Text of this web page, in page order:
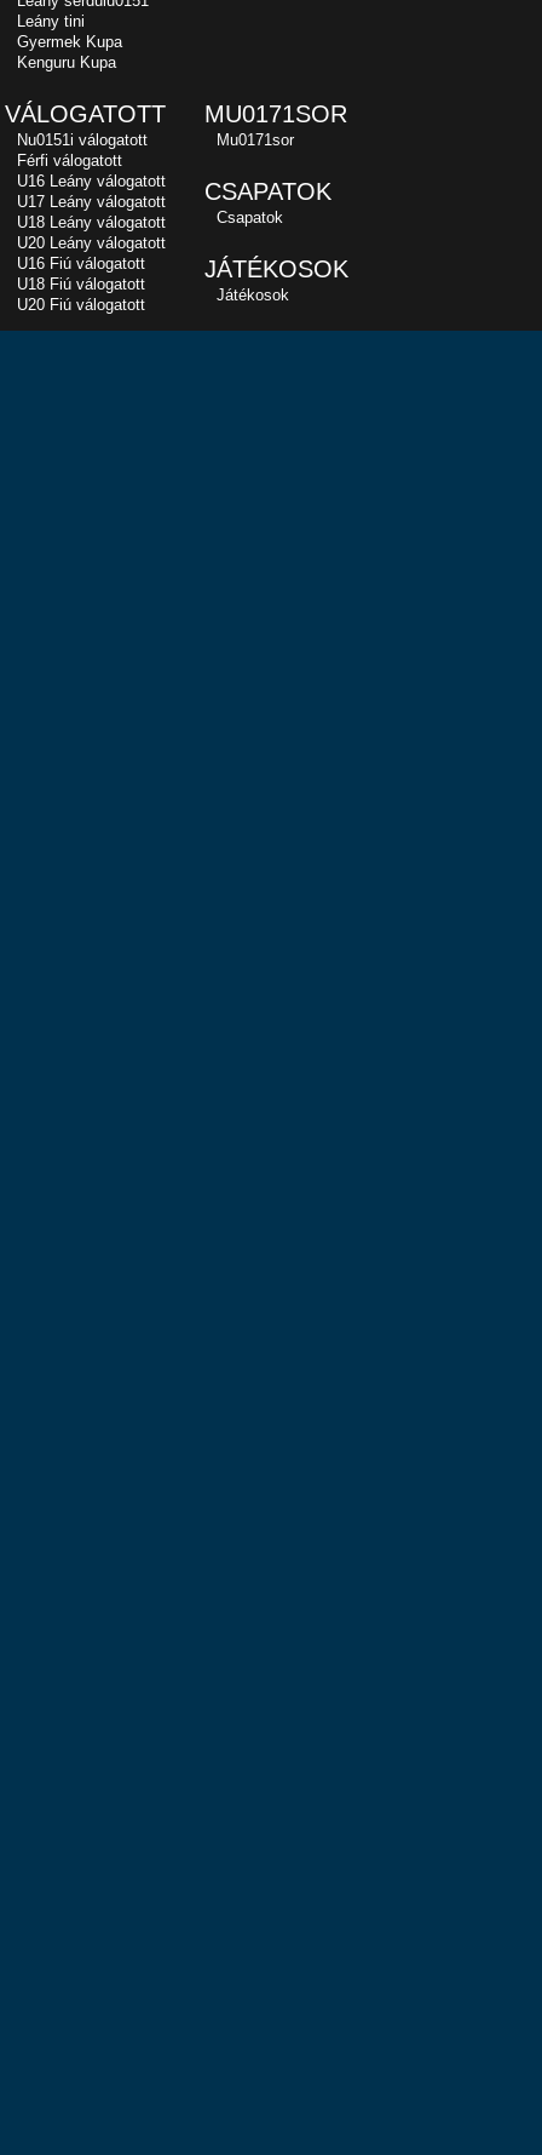
Leány tini
Gyermek Kupa
Kenguru Kupa
VÁLOGATOTT
Nu0151i válogatott
Férfi válogatott
U16 Leány válogatott
U17 Leány válogatott
U18 Leány válogatott
U20 Leány válogatott
U16 Fiú válogatott
U18 Fiú válogatott
U20 Fiú válogatott
MU0171SOR
Mu0171sor
CSAPATOK
Csapatok
JÁTÉKOSOK
Játékosok